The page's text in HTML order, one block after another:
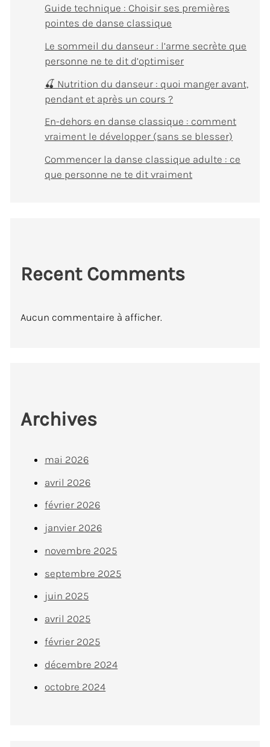
Guide technique : Choisir ses premières
pointes de danse classique
Le sommeil du danseur : l’arme secrète que
personne ne te dit d’optimiser
🍒 Nutrition du danseur : quoi manger avant,
pendant et après un cours ?
En-dehors en danse classique : comment
vraiment le développer (sans se blesser)
Commencer la danse classique adulte : ce
que personne ne te dit vraiment
Recent Comments
Aucun commentaire à afficher.
Archives
mai 2026
avril 2026
février 2026
janvier 2026
novembre 2025
septembre 2025
juin 2025
avril 2025
février 2025
décembre 2024
octobre 2024